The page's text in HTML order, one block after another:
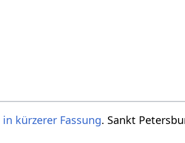
kürzerer Fassung. Sankt